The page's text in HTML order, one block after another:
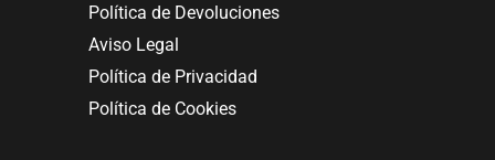
Política de Devoluciones
Aviso Legal
Política de Privacidad
Política de Cookies